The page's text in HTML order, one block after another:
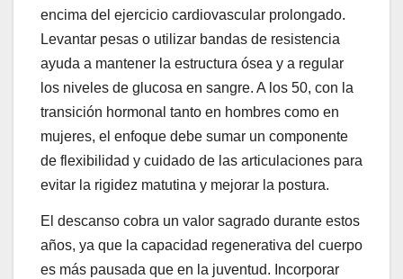
encima del ejercicio cardiovascular prolongado.
Levantar pesas o utilizar bandas de resistencia
ayuda a mantener la estructura ósea y a regular
los niveles de glucosa en sangre. A los 50, con la
transición hormonal tanto en hombres como en
mujeres, el enfoque debe sumar un componente
de flexibilidad y cuidado de las articulaciones para
evitar la rigidez matutina y mejorar la postura.
El descanso cobra un valor sagrado durante estos
años, ya que la capacidad regenerativa del cuerpo
es más pausada que en la juventud. Incorporar